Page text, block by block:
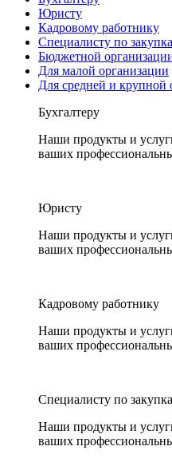
Юристу
Кадровому работнику
Специалисту по
Бюджетной
Для малой организации
Для средней и крупной
Бухгалтеру
Наши продукты и
ваших
Юристу
Наши продукты и
ваших
Кадровому работнику
Наши продукты и
ваших
Специалисту по
Наши продукты и
ваших